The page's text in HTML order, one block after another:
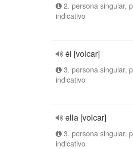
2. persona singular,
indicativo
él [volcar]
3. persona singular,
indicativo
ella [volcar]
3. persona singular,
indicativo